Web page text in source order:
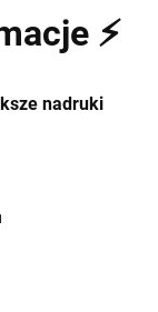
⚡
nadruki